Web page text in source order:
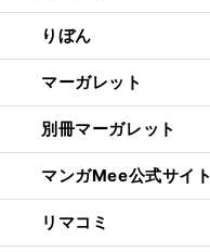
りぼん
マーガレット
別冊マーガレット
マンガMee公式サイト
リマコミ